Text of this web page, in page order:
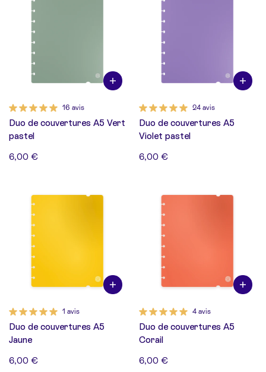
16 avis
Duo de couvertures A5 Vert
pastel
6,00 €
24 avis
Duo de couvertures A5
Violet pastel
6,00 €
1 avis
Duo de couvertures A5
Jaune
6,00 €
4 avis
Duo de couvertures A5
Corail
6,00 €